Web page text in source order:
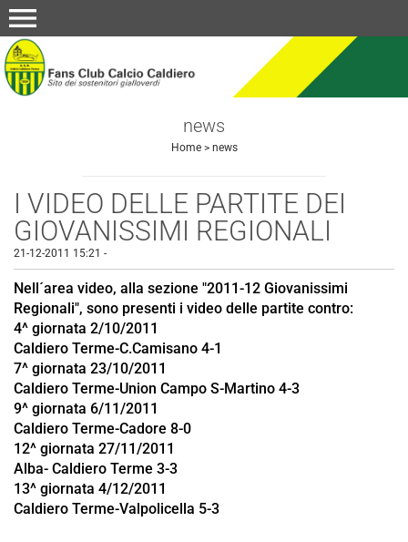
menu
news
Home> news
I VIDEO DELLE PARTITE DEI
GIOVANISSIMI REGIONALI
21-12-2011 15:21 -
Nell´area video, alla sezione "2011-12 Giovanissimi
Regionali", sono presenti i video delle partite contro:
4^ giornata 2/10/2011
Caldiero Terme-C.Camisano 4-1
7^ giornata 23/10/2011
Caldiero Terme-Union Campo S-Martino 4-3
9^ giornata 6/11/2011
Caldiero Terme-Cadore 8-0
12^ giornata 27/11/2011
Alba- Caldiero Terme 3-3
13^ giornata 4/12/2011
Caldiero Terme-Valpolicella 5-3